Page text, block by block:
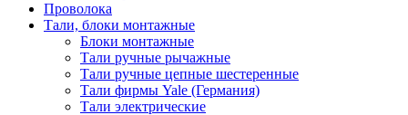
Проволока
Тали, блоки монтажные
Блоки монтажные
Тали ручные рычажные
Тали ручные цепные шестеренные
Тали фирмы Yale (Германия)
Тали электрические